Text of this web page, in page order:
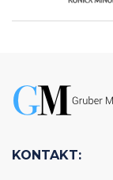
KONTAKT: